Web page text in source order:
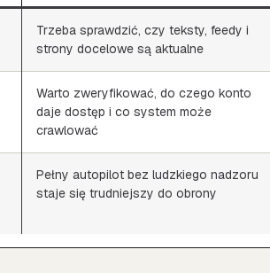
Trzeba sprawdzić, czy teksty, feedy i
strony docelowe są aktualne
Warto zweryfikować, do czego konto
daje dostęp i co system może
crawlować
Pełny autopilot bez ludzkiego nadzoru
staje się trudniejszy do obrony